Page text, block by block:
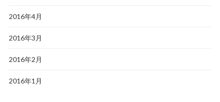
2016年4月
2016年3月
2016年2月
2016年1月